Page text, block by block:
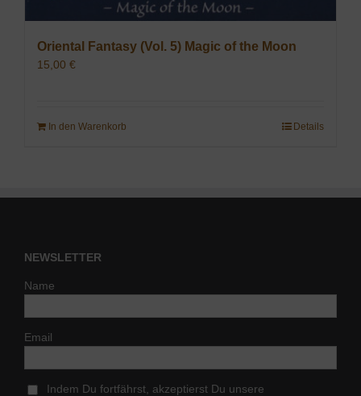
Oriental Fantasy (Vol. 5) Magic of the Moon
15,00 €
In den Warenkorb Details
NEWSLETTER
Name
Email
Indem Du fortfährst, akzeptierst Du unsere